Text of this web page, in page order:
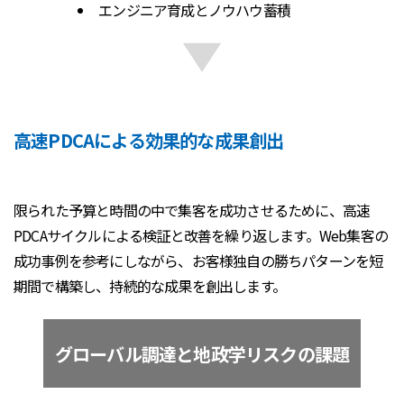
エンジニア育成とノウハウ蓄積
高速PDCAによる効果的な成果創出
限られた予算と時間の中で集客を成功させるために、高速
PDCAサイクルによる検証と改善を繰り返します。Web集客の
成功事例を参考にしながら、お客様独自の勝ちパターンを短
期間で構築し、持続的な成果を創出します。
グローバル調達と地政学リスクの課題